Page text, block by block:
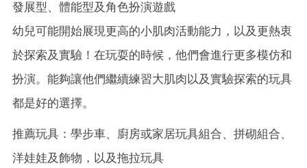
發展型、體能型及角色扮演遊戲
幼兒可能開始展現更高的小肌肉活動能力，以及更熱衷
於探索及實驗！在玩耍的時候，他們會進行更多模仿和
扮演。能夠讓他們繼續練習大肌肉以及實驗探索的玩具
都是好的選擇。
推薦玩具：學步車、廚房或家居玩具組合、拼砌組合、
洋娃娃及飾物，以及拖拉玩具